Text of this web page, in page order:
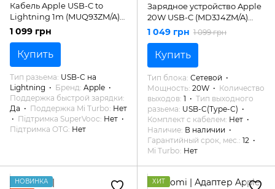
Кабель Apple USB-C to
Lightning 1m (MUQ93ZM/A)
білий ORIGINAL
1 099 грн
Купить
Тип разьема USB-C на
Lightning
Бренд Apple
Поддержка быстрой зарядки
Да
Поддержка Mi Turbo Нет
Підтримка SuperVooc Нет
Підтримка OTG Нет
Зарядное устройство Apple
20W USB-C (MD3J4ZM/A)
ORIGINAL
1 049 грн 1 099 грн
Купить
Тип блока Сетевой
Мощность 20W
Количество
выходов 1
Тип выходного
разьема USB-C(Type-C)
Комплект с кабелем Нет
Наличие В наличии
Гарантийный срок, мес. 12
Mi Turbo Нет
НОВИНКА
ХИТ